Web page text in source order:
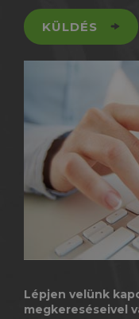
KÜLDÉS
Lépjen velünk
megkereséseivel